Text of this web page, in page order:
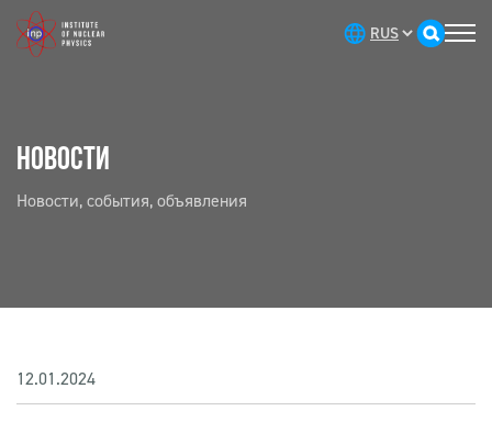
НОВОСТИ
Новости, события, объявления
12.01.2024